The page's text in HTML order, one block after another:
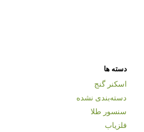
دسته ها
اسکنر گنج
دسته‌بندی نشده
سنسور طلا
فلزیاب